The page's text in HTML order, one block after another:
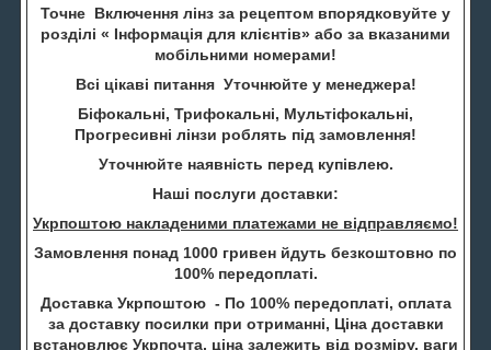
Точне Включення лінз за рецептом впорядковуйте у
розділі « Інформація для клієнтів» або за вказаними
мобільними номерами!
Всі цікаві питання Уточнюйте у менеджера!
Біфокальні, Трифокальні, Мультіфокальні,
Прогресивні лінзи роблять під замовлення!
Уточнюйте наявність перед купівлею.
Наші послуги доставки:
Укрпоштою накладеними платежами не відправляємо!
Замовлення понад 1000 гривен йдуть безкоштовно по
100% передоплаті.
Доставка Укрпоштою - По 100% передоплаті, оплата
за доставку посилки при отриманні, Ціна доставки
встановлює Укрпочта, ціна залежить від розміру, ваги